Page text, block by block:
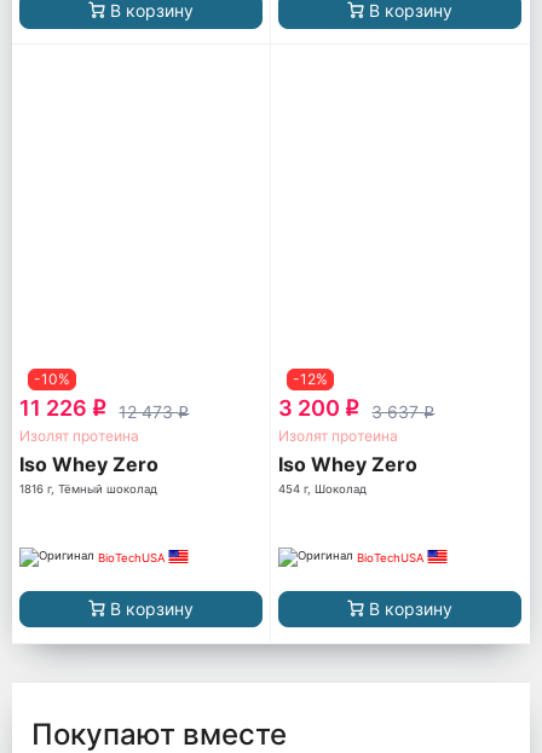
В корзину В корзину
-10%
11 226 q 12 473q
Изолят протеина
Iso Whey Zero
1816 г, Тёмный шоколад
BioTechUSA
В корзину
-12%
3 200 q 3 637q
Изолят протеина
Iso Whey Zero
454 г, Шоколад
BioTechUSA
В корзину
Покупают вместе